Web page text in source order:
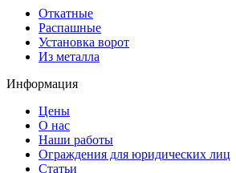
Откатные
Распашные
Установка ворот
Из металла
Информация
Цены
О нас
Наши работы
Ограждения для юридических лиц
Статьи